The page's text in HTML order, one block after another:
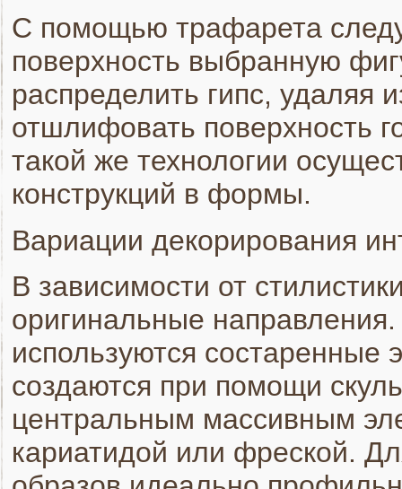
С помощью трафарета
поверхность выбранную
распределить гипс,
отшлифовать поверхность
такой же технологии
конструкций в формы.
Вариации декорирования
В зависимости от
оригинальные
используются
создаются при помощи
центральным массивным
кариатидой или фреской.